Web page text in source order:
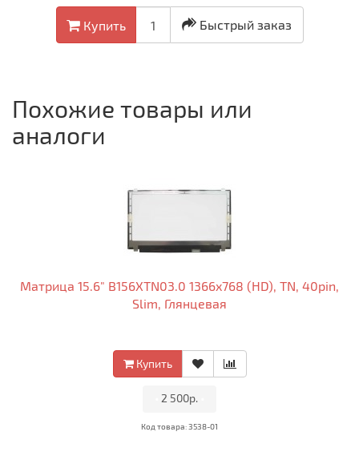
Купить Быстрый заказ
Похожие товары или
аналоги
Матрица 15.6" B156XTN03.0 1366x768 (HD), TN, 40pin,
Slim, Глянцевая
Купить
2 500р.
Код товара: 3538-01